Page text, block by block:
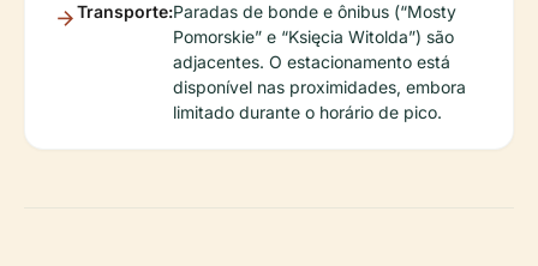
Transporte:Paradas de bonde e ônibus (“Mosty
Pomorskie” e “Księcia Witolda”) são
adjacentes. O estacionamento está
disponível nas proximidades, embora
limitado durante o horário de pico.